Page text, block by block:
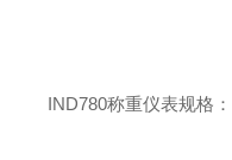
IND780称重仪表规格：